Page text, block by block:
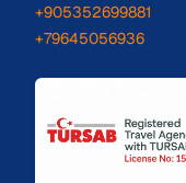
+905352699881
+79645056936